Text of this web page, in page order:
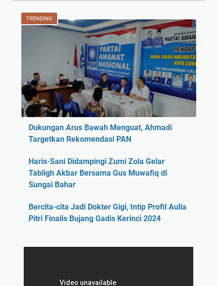
TRENDING
Dukungan Arus Bawah Menguat, Ahmadi
Targetkan Rekomendasi PAN
Haris-Sani Didampingi Zumi Zola Gelar
Tabligh Akbar Bersama Gus Muwafiq di
Sungai Bahar
Bercita-cita Jadi Dokter Gigi, Intip Profil Aulia
Pitri Finalis Bujang Gadis Kerinci 2024